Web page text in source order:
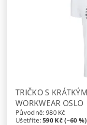
TRIČKO S
WORKWEAR OSLO
Původně: 980 Kč
Ušetříte:590 Kč (–60 %)